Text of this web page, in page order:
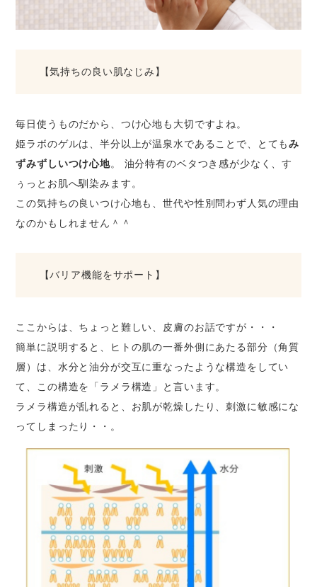
【気持ちの良い肌なじみ】
毎日使うものだから、つけ心地も大切ですよね。
姫ラボのゲルは、半分以上が温泉水であることで、とてもみ
ずみずしいつけ心地。 油分特有のベタつき感が少なく、す
ぅっとお肌へ馴染みます。
この気持ちの良いつけ心地も、世代や性別問わず人気の理由
なのかもしれません＾＾
【バリア機能をサポート】
ここからは、ちょっと難しい、皮膚のお話ですが・・・
簡単に説明すると、ヒトの肌の一番外側にあたる部分（角質
層）は、水分と油分が交互に重なったような構造をしてい
て、この構造を「ラメラ構造」と言います。
ラメラ構造が乱れると、お肌が乾燥したり、刺激に敏感にな
ってしまったり・・。